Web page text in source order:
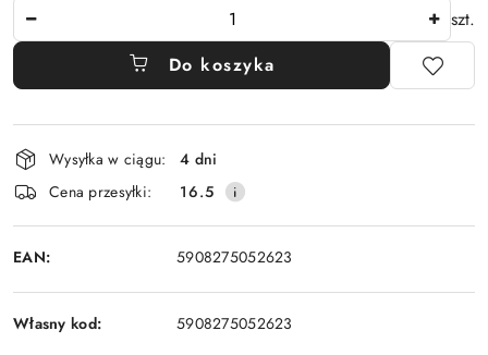
szt.
Do koszyka
Dostępność
i
dostawa
Wysyłka w ciągu:
4 dni
Cena przesyłki:
16.5
EAN: 5908275052623
Własny kod: 5908275052623